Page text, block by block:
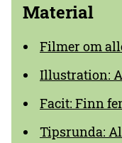
Material
Filmer om
Illustration:
Facit: Finn
Tipsrunda: